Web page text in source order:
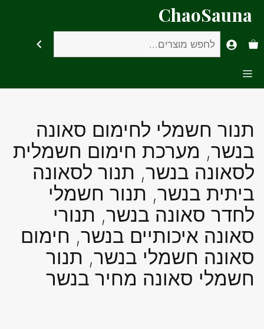
לתוכןChaoSauna
Menu
חיפוש
תנור חשמלי לחימום סאונה
בנשר, מערכת חימום חשמלית
לסאונה בנשר, תנור לסאונה
ביתית בנשר, תנור חשמלי
לחדר סאונה בנשר, תנורי
סאונה איכותיים בנשר, חימום
סאונה חשמלי בנשר, תנור
חשמלי סאונה מחיר בנשר